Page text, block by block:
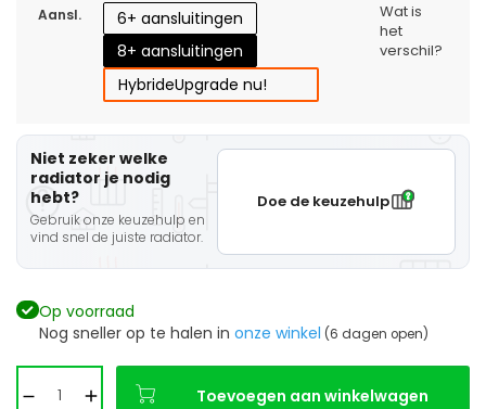
Aansl.
6+ aansluitingen
8+ aansluitingen
HybrideUpgrade nu!
Wat is
het
verschil?
Niet zeker welke
radiator je nodig
hebt?
Gebruik onze keuzehulp en
vind snel de juiste radiator.
Doe de keuzehulp
Op voorraad
Nog sneller op te halen in onze winkel (6 dagen open)
Toevoegen aan winkelwagen